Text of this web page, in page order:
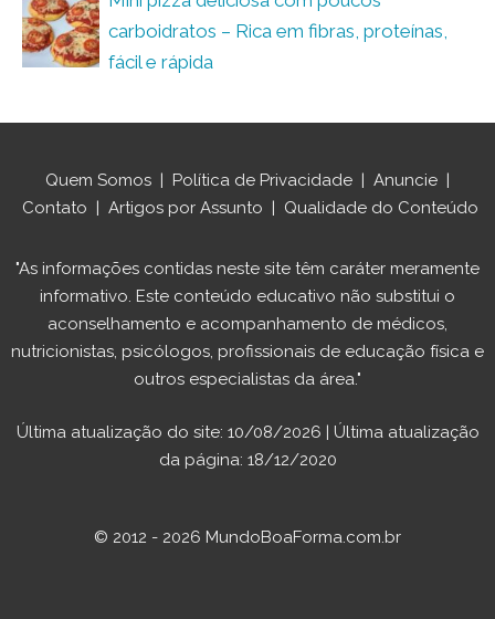
carboidratos – Rica em fibras, proteínas,
fácil e rápida
Quem Somos Política de Privacidade Anuncie
Contato
Artigos por Assunto Qualidade do Conteúdo
"As informações contidas neste site têm caráter meramente
informativo. Este conteúdo educativo não substitui o
aconselhamento e acompanhamento de médicos,
nutricionistas, psicólogos, profissionais de educação física e
outros especialistas da área."
Última atualização do site: 10/08/2026 | Última atualização
da página: 18/12/2020
© 2012 - 2026 MundoBoaForma.com.br